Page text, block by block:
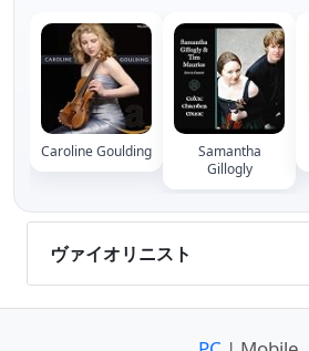
Caroline Goulding
Samantha
Gillogly
ヴァイオリニスト